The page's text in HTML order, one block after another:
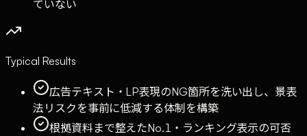
ていない
Typical Results
広告テキスト・LP表現のNG箇所を洗い出し、景表
法リスクを事前に低減する体制を構築
根拠資料まで整えたNo.1・ランキング表示の可否